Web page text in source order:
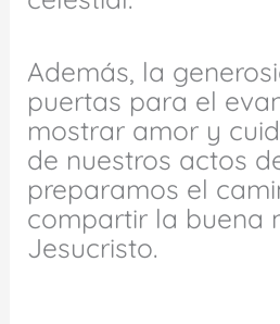
Además, la
puertas para el
mostrar amor y
de nuestros actos
preparamos el
compartir la buena
Jesucristo.